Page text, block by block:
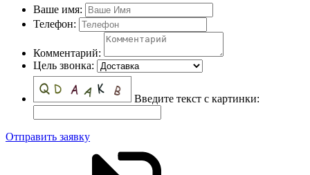
Ваше имя:
Телефон:
Комментарий:
Цель звонка:
Введите текст с картинки:
Отправить заявку